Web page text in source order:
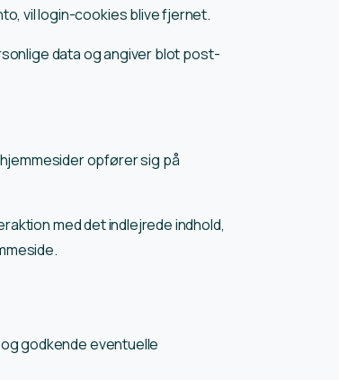
vil login-cookies blive fjernet.
data og angiver blot post-
opfører sig på
med det indlejrede indhold,
godkende eventuelle